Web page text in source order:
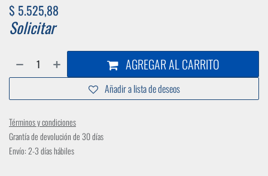
$ 5.525,88
Solicitar
AGREGAR AL CARRITO
Añadir a lista de deseos
Términos y condiciones
Grantía de devolución de 30 días
Envío: 2-3 días hábiles